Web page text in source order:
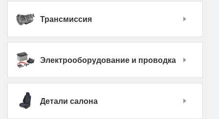
Трансмиссия
Электрооборудование и проводка
Детали салона